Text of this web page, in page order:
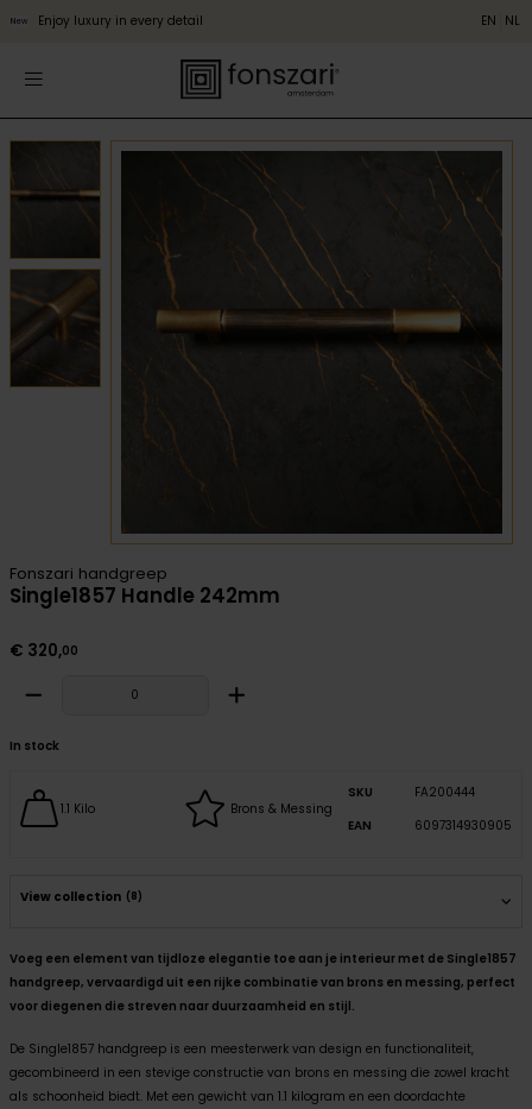
New Enjoy luxury in every detail EN NL
Fonszari handgreep
Single1857 Handle 242mm
€ 320,00
In stock
1.1 Kilo Brons & Messing
SKU
FA200444
EAN
6097314930905
View collection (8)
Voeg een element van tijdloze elegantie toe aan je interieur met de Single1857
handgreep, vervaardigd uit een rijke combinatie van brons en messing, perfect
voor diegenen die streven naar duurzaamheid en stijl.
De Single1857 handgreep is een meesterwerk van design en functionaliteit,
gecombineerd in een stevige constructie van brons en messing die zowel kracht
als schoonheid biedt. Met een gewicht van 1.1 kilogram en een doordachte